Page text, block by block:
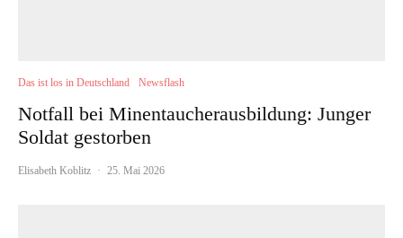
Das ist los in Deutschland Newsflash
Notfall bei Minentaucherausbildung: Junger
Soldat gestorben
Elisabeth Koblitz · 25. Mai 2026